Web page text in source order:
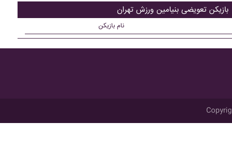
بازیکن تعویضی بنيامين ورزش تهران
نام بازیکن